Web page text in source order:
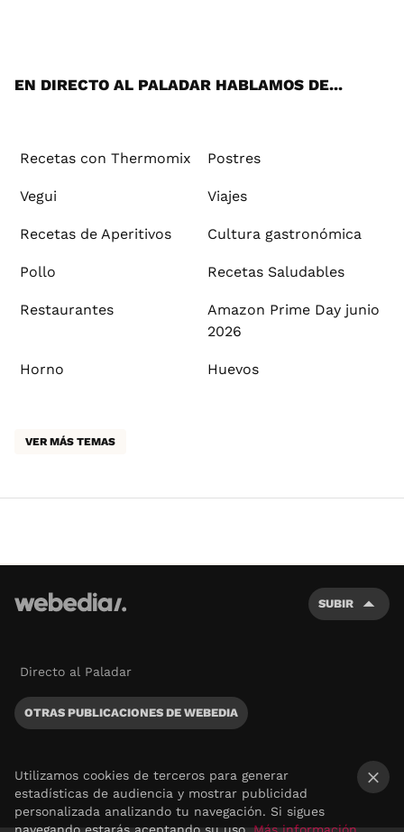
EN DIRECTO AL PALADAR HABLAMOS DE...
Recetas con Thermomix Postres
Vegui Viajes
Recetas de Aperitivos Cultura gastronómica
Pollo Recetas Saludables
Restaurantes
Amazon Prime Day junio
2026
Horno Huevos
VER MÁS TEMAS
SUBIR
Directo al Paladar
OTRAS PUBLICACIONES DE WEBEDIA
Utilizamos cookies de terceros para generar
estadísticas de audiencia y mostrar publicidad
personalizada analizando tu navegación. Si sigues